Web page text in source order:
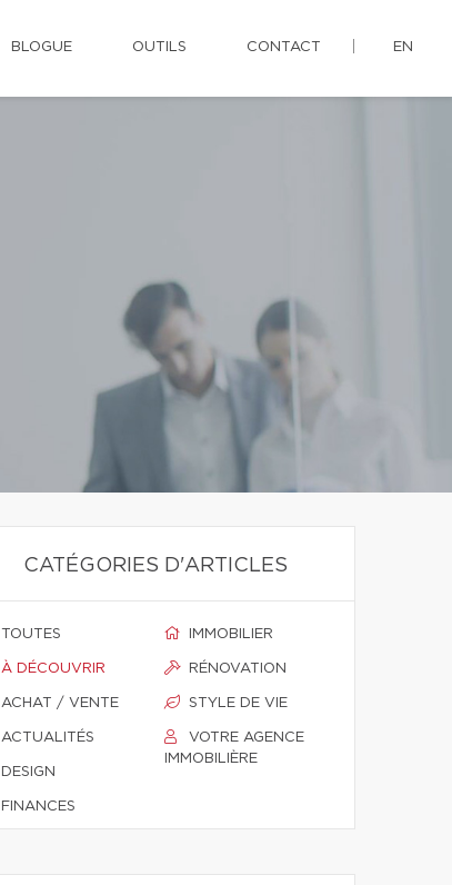
BLOGUE OUTILS CONTACT EN
CATÉGORIES D'ARTICLES
TOUTES
À DÉCOUVRIR
ACHAT / VENTE
ACTUALITÉS
DESIGN
FINANCES
IMMOBILIER
RÉNOVATION
STYLE DE VIE
IMMOBILIÈRE